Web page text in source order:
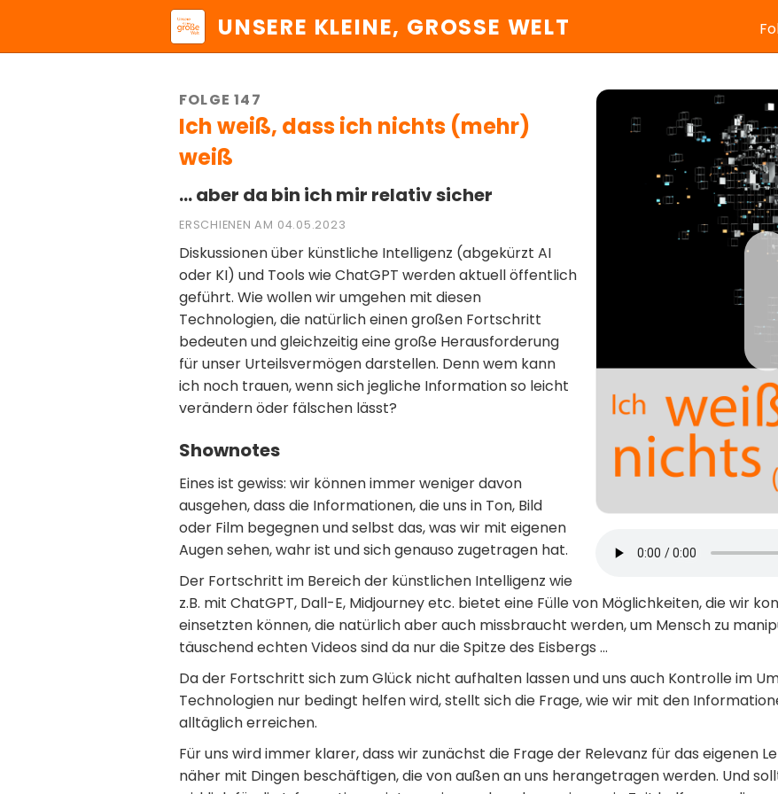
UNSERE KLEINE, GROSSE WELT
FOLGE 147
Ich weiß, dass ich nichts (mehr)
weiß
… aber da bin ich mir relativ sicher
ERSCHIENEN AM 04.05.2023
Diskussionen über künstliche Intelligenz (abgekürzt AI
oder KI) und Tools wie ChatGPT werden aktuell öffentlich
geführt. Wie wollen wir umgehen mit diesen
Technologien, die natürlich einen großen Fortschritt
bedeuten und gleichzeitig eine große Herausforderung
für unser Urteilsvermögen darstellen. Denn wem kann
ich noch trauen, wenn sich jegliche Information so leicht
verändern öder fälschen lässt?
Shownotes
Eines ist gewiss: wir können immer weniger davon
ausgehen, dass die Informationen, die uns in Ton, Bild
oder Film begegnen und selbst das, was wir mit eigenen
Augen sehen, wahr ist und sich genauso zugetragen hat.
Der Fortschritt im Bereich der künstlichen Intelligenz wie
z.B. mit ChatGPT, Dall-E, Midjourney etc. bietet eine Fülle von Möglichkeiten, die wir
einsetzten können, die natürlich aber auch missbraucht werden, um Mensch zu
täuschend echten Videos sind da nur die Spitze des Eisbergs …
Da der Fortschritt sich zum Glück nicht aufhalten lassen und uns auch Kontrolle im
Technologien nur bedingt helfen wird, stellt sich die Frage, wie wir mit den
alltäglich erreichen.
Für uns wird immer klarer, dass wir zunächst die Frage der Relevanz für das eigenen
näher mit Dingen beschäftigen, die von außen an uns herangetragen werden. Und